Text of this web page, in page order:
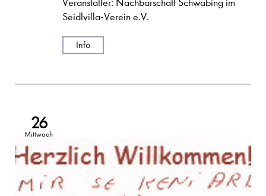
Veranstalter: Nachbarschaft Schwabing im
Seidlvilla-Verein e.V.
Info
26
Mittwoch